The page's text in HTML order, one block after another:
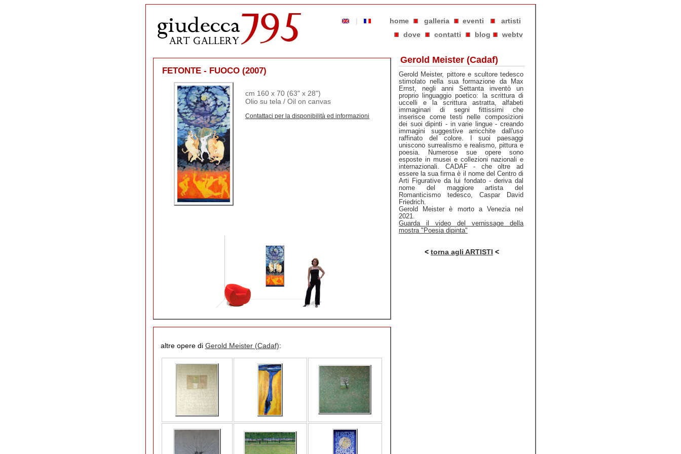
| home galleria eventi
artisti
dove
contatti blog webtv
Gerold Meister (Cadaf)
Gerold Meister, pittore e scultore tedesco
stimolato nella sua formazione da Max
Ernst, negli anni Settanta inventò un
proprio linguaggio poetico: la scrittura di
uccelli e la scrittura astratta, alfabeti
immaginari di segni fittissimi che
inserisce come testi nelle composizioni
dei suoi dipinti - in varie lingue - creando
immagini suggestive arricchite dall'uso
raffinato del colore. I suoi paesaggi
uniscono surrealismo e realismo, pittura e
poesia. Numerose sue opere sono
esposte in musei e collezioni nazionali e
internazionali. CADAF - che oltre ad
essere la sua firma è il nome del Centro di
Arti Figurative da lui fondato - deriva dal
nome del maggiore artista del
Romanticismo tedesco, Caspar David
Friedrich.
Gerold Meister è morto a Venezia nel
2021.
Guarda il video del vernissage della
mostra "Poesia dipinta"
< torna agli ARTISTI <
FETONTE - FUOCO (2007)
cm 160 x 70 (63" x 28")
Olio su tela / Oil on canvas
Contattaci per la disponibilità ed informazioni
altre opere di Gerold Meister (Cadaf):